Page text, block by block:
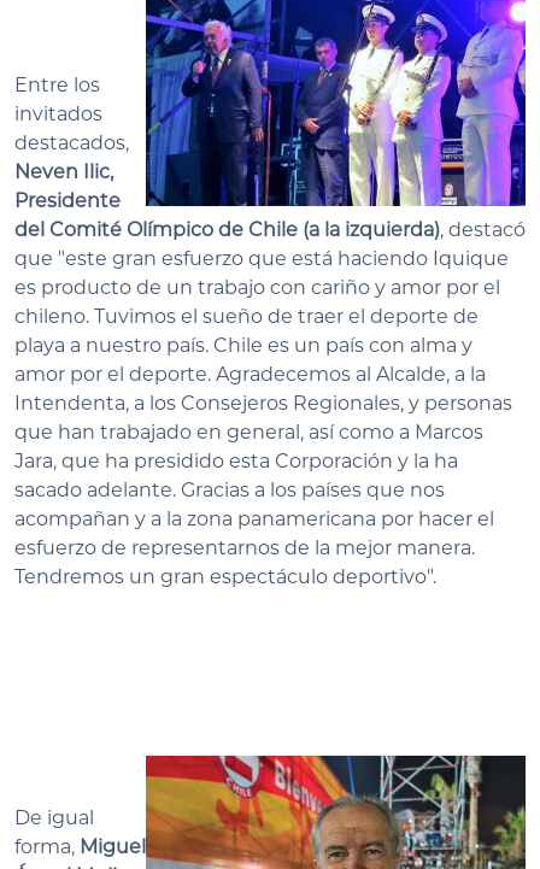
Entre los
invitados
destacados,
Neven Ilic,
Presidente
del Comité Olímpico de Chile (a la izquierda), destacó
que "este gran esfuerzo que está haciendo Iquique
es producto de un trabajo con cariño y amor por el
chileno. Tuvimos el sueño de traer el deporte de
playa a nuestro país. Chile es un país con alma y
amor por el deporte. Agradecemos al Alcalde, a la
Intendenta, a los Consejeros Regionales, y personas
que han trabajado en general, así como a Marcos
Jara, que ha presidido esta Corporación y la ha
sacado adelante. Gracias a los países que nos
acompañan y a la zona panamericana por hacer el
esfuerzo de representarnos de la mejor manera.
Tendremos un gran espectáculo deportivo".
De igual
forma, Miguel